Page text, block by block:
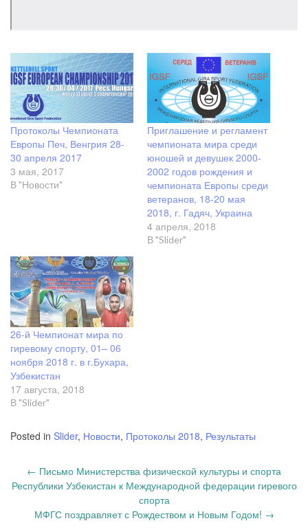
Протоколы Чемпионата
Европы Печ, Венгрия 28-
30 апреля 2017
3 мая, 2017
В "Новости"
Приглашение и регламент
чемпионата мира среди
юношей и девушек 2000-
2002 годов рождения и
чемпионата Европы среди
ветеранов, 18-20 мая
2018, г. Гадяч, Украина
4 апреля, 2018
В "Slider"
26-й Чемпионат мира по
гиревому спорту, 01– 06
ноября 2018 г. в г.Бухара,
Узбекистан
17 августа, 2018
В "Slider"
Posted in Slider, Новости, Протоколы 2018, Результаты
Post
navigation
← Письмо Министерства физической культуры и спорта
Республики Узбекистан к Международной федерации гиревого
спорта
МФГС поздравляет с Рождеством и Новым Годом! →